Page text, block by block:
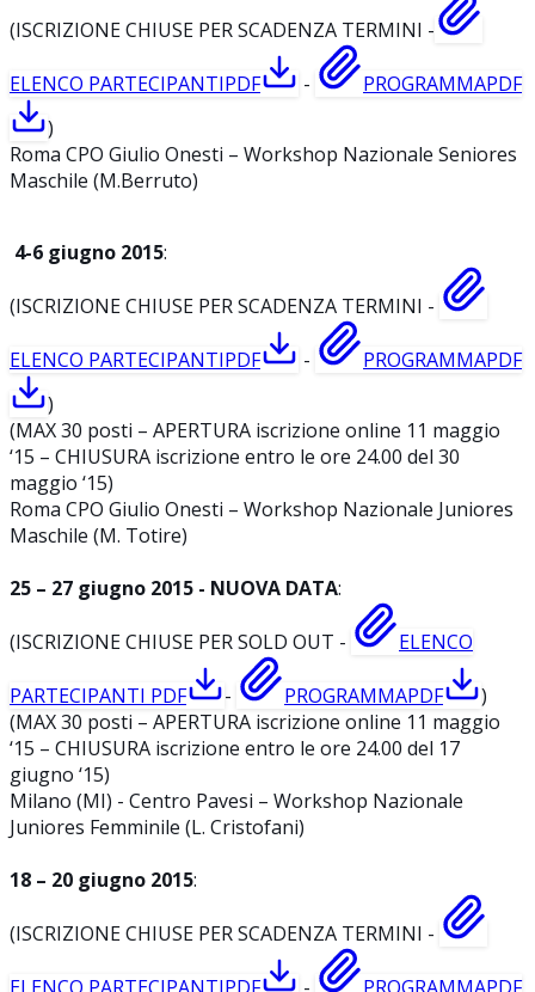
(ISCRIZIONE CHIUSE PER SCADENZA TERMINI -
ELENCO PARTECIPANTIPDF - PROGRAMMAPDF
)
Roma CPO Giulio Onesti – Workshop Nazionale Seniores
Maschile (M.Berruto)
4-6 giugno 2015:
(ISCRIZIONE CHIUSE PER SCADENZA TERMINI -
ELENCO PARTECIPANTIPDF - PROGRAMMAPDF
)
(MAX 30 posti – APERTURA iscrizione online 11 maggio
‘15 – CHIUSURA iscrizione entro le ore 24.00 del 30
maggio ‘15)
Roma CPO Giulio Onesti – Workshop Nazionale Juniores
Maschile (M. Totire)
25 – 27 giugno 2015 - NUOVA DATA:
(ISCRIZIONE CHIUSE PER SOLD OUT - ELENCO
PARTECIPANTI PDF - PROGRAMMAPDF
)
(MAX 30 posti – APERTURA iscrizione online 11 maggio
‘15 – CHIUSURA iscrizione entro le ore 24.00 del 17
giugno ‘15)
Milano (MI) - Centro Pavesi – Workshop Nazionale
Juniores Femminile (L. Cristofani)
18 – 20 giugno 2015:
(ISCRIZIONE CHIUSE PER SCADENZA TERMINI -